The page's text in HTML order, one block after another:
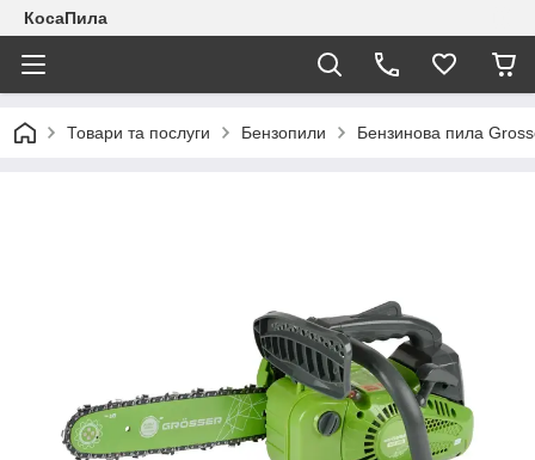
КосаПила
Товари та послуги Бензопили Бензинова пила